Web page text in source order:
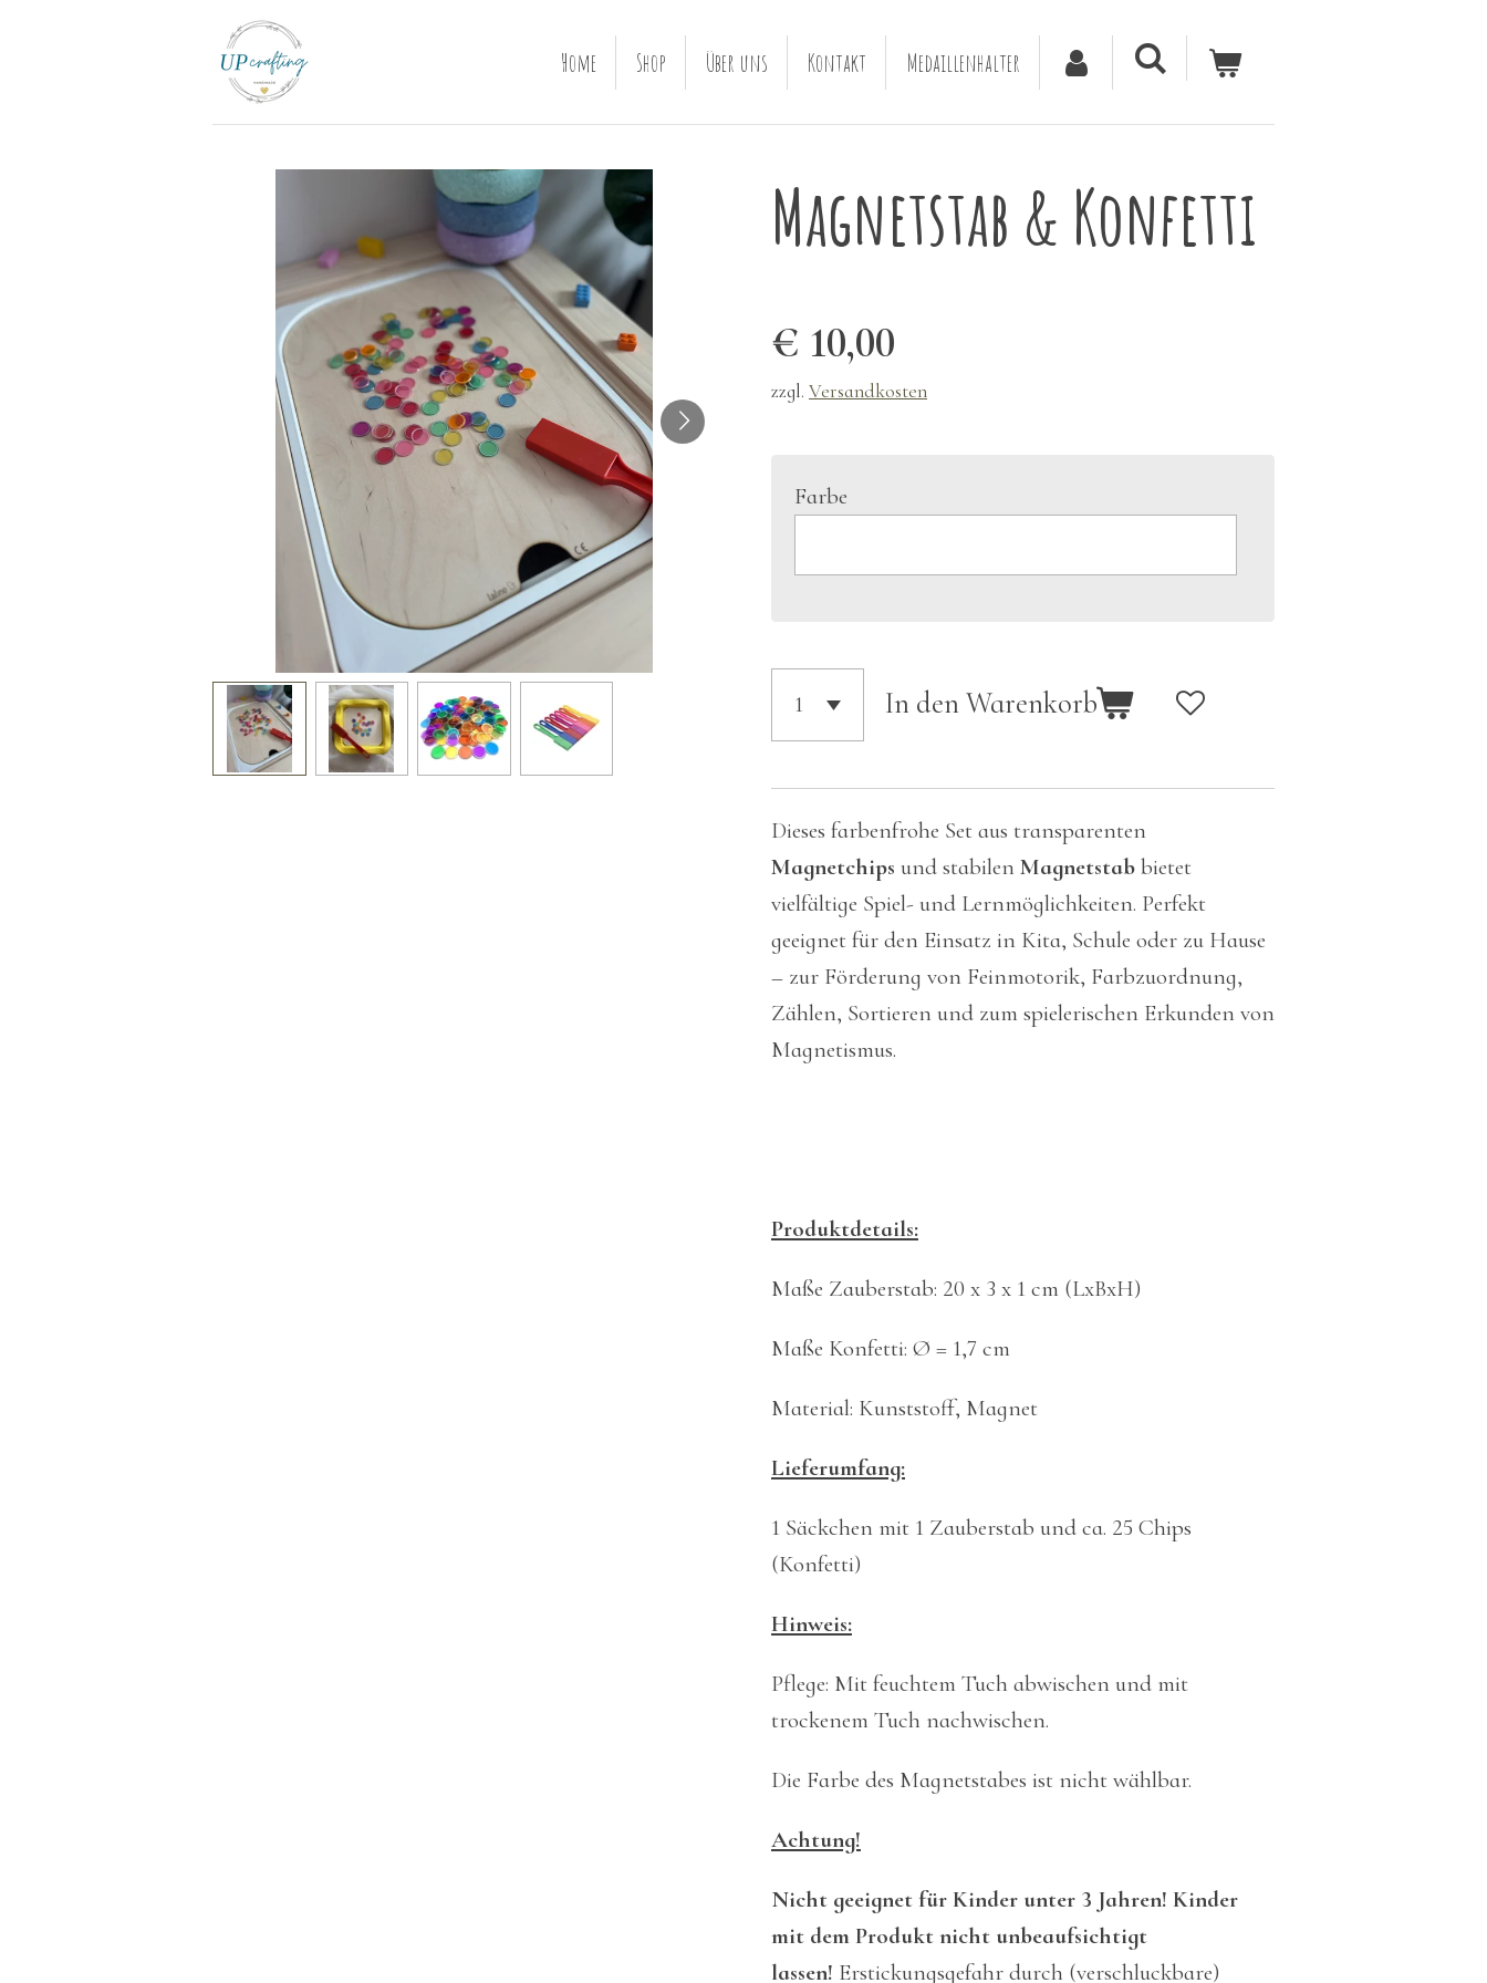
Home Shop Über uns Kontakt Medaillenhalter
Magnetstab & Konfetti
€ 10,00
zzgl. Versandkosten
Farbe
In den Warenkorb
Dieses farbenfrohe Set aus transparenten
Magnetchips und stabilen Magnetstab bietet
vielfältige Spiel- und Lernmöglichkeiten. Perfekt
geeignet für den Einsatz in Kita, Schule oder zu Hause
– zur Förderung von Feinmotorik, Farbzuordnung,
Zählen, Sortieren und zum spielerischen Erkunden von
Magnetismus.
Produktdetails:
Maße Zauberstab: 20 x 3 x 1 cm (LxBxH)
Maße Konfetti: Ø = 1,7 cm
Material: Kunststoff, Magnet
Lieferumfang:
1 Säckchen mit 1 Zauberstab und ca. 25 Chips
(Konfetti)
Hinweis:
Pflege: Mit feuchtem Tuch abwischen und mit
trockenem Tuch nachwischen.
Die Farbe des Magnetstabes ist nicht wählbar.
Achtung!
Nicht geeignet für Kinder unter 3 Jahren! Kinder
mit dem Produkt nicht unbeaufsichtigt
lassen! Erstickungsgefahr durch (verschluckbare)